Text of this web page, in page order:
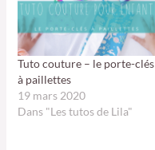
Tuto couture – le porte-clés
à paillettes
19 mars 2020
Dans "Les tutos de Lila"